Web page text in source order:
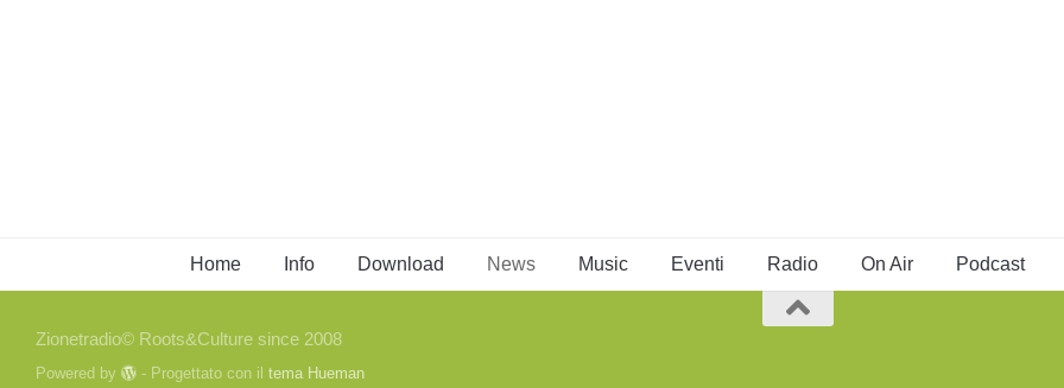
Home Info Download News Music Eventi Radio On Air Podcast
Zionetradio© Roots&Culture since 2008
Powered by - Progettato con iltema Hueman